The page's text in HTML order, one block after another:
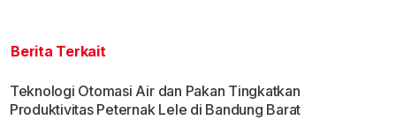
Berita Terkait
Teknologi Otomasi Air dan Pakan Tingkatkan
Produktivitas Peternak Lele di Bandung Barat